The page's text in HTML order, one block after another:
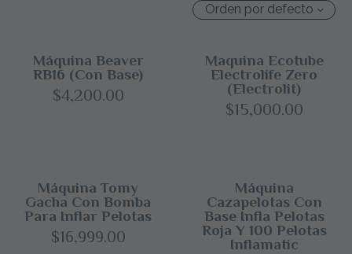
Orden por defecto
Máquina Beaver
RB16 (con Base)
$4,200.00
Maquina Ecotube
Electrolife Zero
(Electrolit)
$15,000.00
Máquina Tomy
Gacha Con Bomba
Para Inflar Pelotas
$16,999.00
Máquina
Cazapelotas Con
Base Infla Pelotas
Roja Y 100 Pelotas
Inflamatic